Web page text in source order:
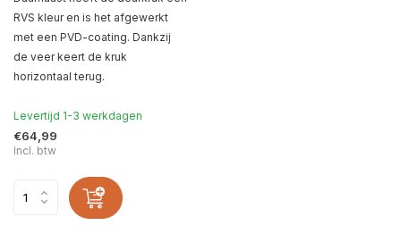
RVS kleur en is het afgewerkt
met een PVD-coating. Dankzij
de veer keert de kruk
horizontaal terug.
Levertijd 1-3 werkdagen
€64,99
Incl. btw